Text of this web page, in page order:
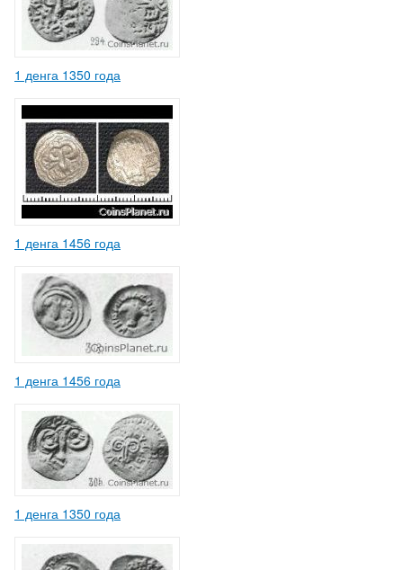
1 денга 1350 года
1 денга 1456 года
1 денга 1456 года
1 денга 1350 года